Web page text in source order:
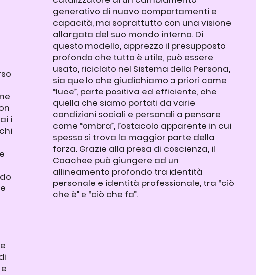
i
generativo di nuovo comportamenti e
capacità, ma soprattutto con una visione
allargata del suo mondo interno. Di
questo modello, apprezzo il presupposto
profondo che tutto è utile, può essere
usato, riciclato nel Sistema della Persona,
sia quello che giudichiamo a priori come
“luce”, parte positiva ed efficiente, che
quella che siamo portati da varie
condizioni sociali e personali a pensare
come “ombra”, l’ostacolo apparente in cui
spesso si trova la maggior parte della
forza. Grazie alla presa di coscienza, il
Coachee può giungere ad un
allineamento profondo tra identità
personale e identità professionale, tra “ciò
che è” e “ciò che fa”.​